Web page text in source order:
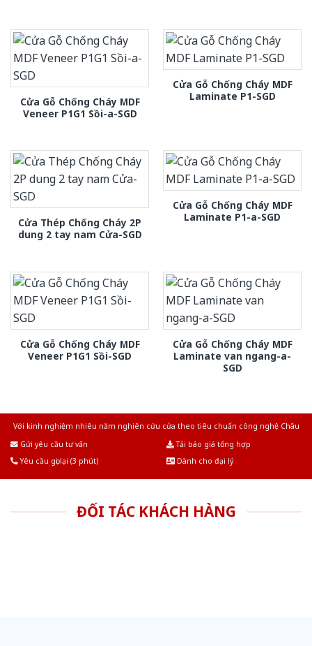
Cửa Gỗ Chống Cháy MDF
Veneer P1G1 Sồi-a-SGD
Cửa Gỗ Chống Cháy MDF
Laminate P1-SGD
Cửa Thép Chống Cháy 2P
dung 2 tay nam Cửa-SGD
Cửa Gỗ Chống Cháy MDF
Laminate P1-a-SGD
Cửa Gỗ Chống Cháy MDF
Veneer P1G1 Sồi-SGD
Cửa Gỗ Chống Cháy MDF
Laminate van ngang-a-
SGD
Với kinh nghiệm nhiêu năm nghiên cứu cửa theo tiêu chuẩn công nghệ Châu
Gửi yêu cầu tư vấn
Tải báo giá tổng hợp
Yêu cầu gọi lại (3 phút)
Dành cho đại lý
ĐỐI TÁC KHÁCH HÀNG